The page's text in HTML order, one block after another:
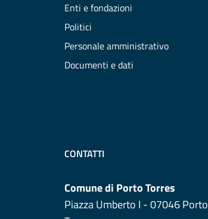
Enti e fondazioni
Politici
Personale amministrativo
Documenti e dati
CONTATTI
Comune di Porto Torres
Piazza Umberto I - 07046 Porto